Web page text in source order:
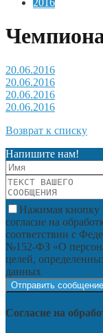
2016
20.06.2016
20.06.2016
20.06.2016
20.06.2016
Возврат к списку
Напишите нам!
Нажимая кнопку
согласие на
соответствии с
№152-ФЗ «О
целей,
данных
Согласие на